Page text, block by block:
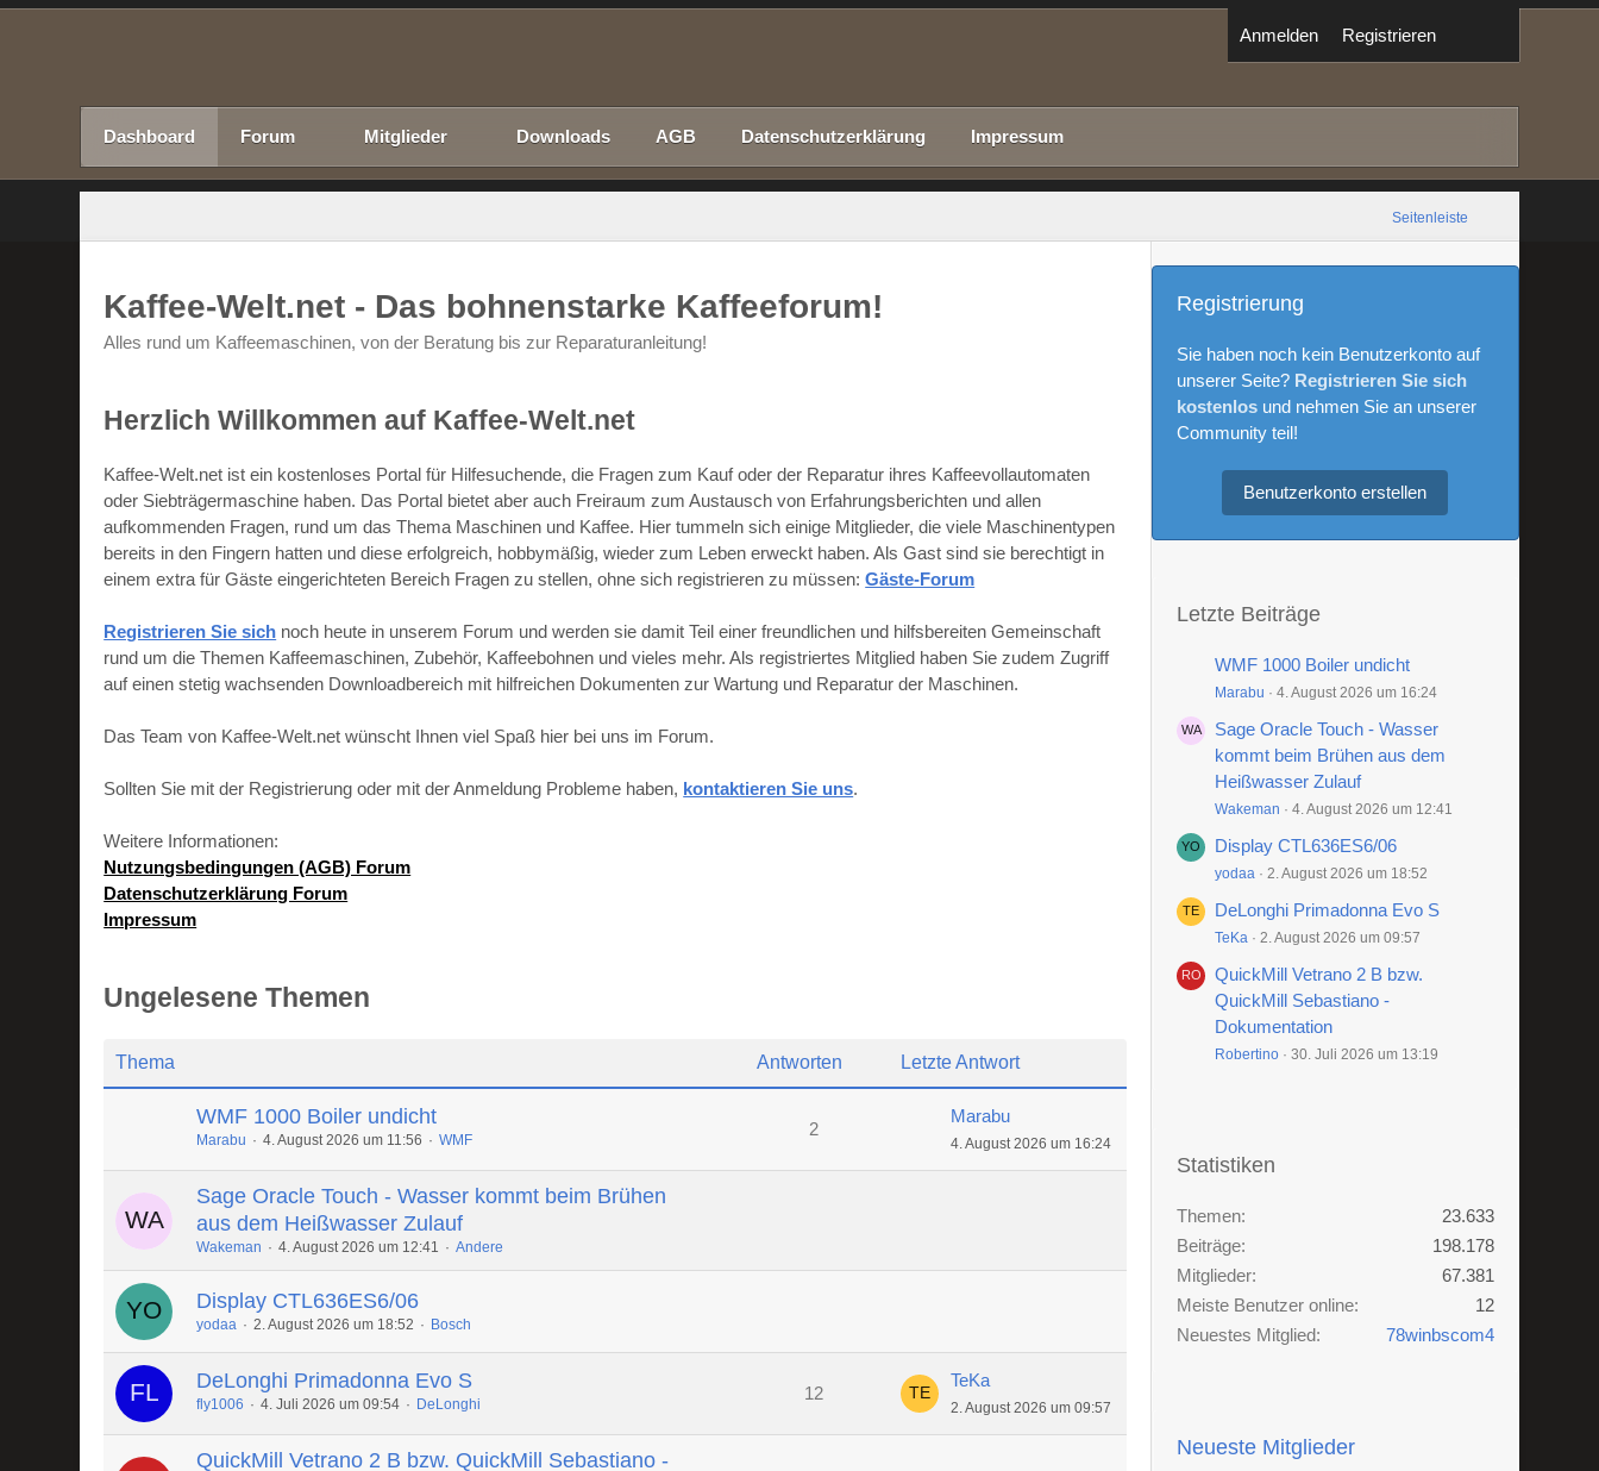
Anmelden Registrieren
Dashboard Forum Mitglieder Downloads AGB Datenschutzerklärung Impressum
Seitenleiste
Kaffee-Welt.net - Das bohnenstarke Kaffeeforum!
Alles rund um Kaffeemaschinen, von der Beratung bis zur Reparaturanleitung!
Herzlich Willkommen auf Kaffee-Welt.net
Kaffee-Welt.net ist ein kostenloses Portal für Hilfesuchende, die Fragen zum Kauf oder der Reparatur ihres Kaffeevollautomaten
oder Siebträgermaschine haben. Das Portal bietet aber auch Freiraum zum Austausch von Erfahrungsberichten und allen
aufkommenden Fragen, rund um das Thema Maschinen und Kaffee. Hier tummeln sich einige Mitglieder, die viele Maschinentypen
bereits in den Fingern hatten und diese erfolgreich, hobbymäßig, wieder zum Leben erweckt haben. Als Gast sind sie berechtigt in
einem extra für Gäste eingerichteten Bereich Fragen zu stellen, ohne sich registrieren zu müssen:Gäste-Forum
Registrieren Sie sich noch heute in unserem Forum und werden sie damit Teil einer freundlichen und hilfsbereiten Gemeinschaft
rund um die Themen Kaffeemaschinen, Zubehör, Kaffeebohnen und vieles mehr. Als registriertes Mitglied haben Sie zudem Zugriff
auf einen stetig wachsenden Downloadbereich mit hilfreichen Dokumenten zur Wartung und Reparatur der Maschinen.
Das Team von Kaffee-Welt.net wünscht Ihnen viel Spaß hier bei uns im Forum.
Sollten Sie mit der Registrierung oder mit der Anmeldung Probleme haben, kontaktieren Sie uns.
Weitere Informationen:
Nutzungsbedingungen (AGB) Forum
Datenschutzerklärung Forum
Impressum
Ungelesene Themen
Thema Antworten Letzte Antwort
WMF 1000 Boiler undicht
Marabu 4. August 2026 um 11:56 WMF
2
Marabu
4. August 2026 um 16:24
Sage Oracle Touch - Wasser kommt beim Brühen
aus dem Heißwasser Zulauf
Wakeman 4. August 2026 um 12:41 Andere
Display CTL636ES6/06
yodaa 2. August 2026 um 18:52 Bosch
DeLonghi Primadonna Evo S
fly1006 4. Juli 2026 um 09:54 DeLonghi
12
TeKa
2. August 2026 um 09:57
QuickMill Vetrano 2 B bzw. QuickMill Sebastiano -
Registrierung
Sie haben noch kein Benutzerkonto auf
unserer Seite? Registrieren Sie sich
kostenlosund nehmen Sie an unserer
Community teil!
Benutzerkonto erstellen
Letzte Beiträge
WMF 1000 Boiler undicht
Marabu 4. August 2026 um 16:24
Sage Oracle Touch - Wasser
kommt beim Brühen aus dem
Heißwasser Zulauf
Wakeman 4. August 2026 um 12:41
Display CTL636ES6/06
yodaa 2. August 2026 um 18:52
DeLonghi Primadonna Evo S
TeKa 2. August 2026 um 09:57
QuickMill Vetrano 2 B bzw.
QuickMill Sebastiano -
Dokumentation
Robertino 30. Juli 2026 um 13:19
Statistiken
Themen
23.633
Beiträge
198.178
Mitglieder
67.381
Meiste Benutzer online
12
Neuestes Mitglied
78winbscom4
Neueste Mitglieder